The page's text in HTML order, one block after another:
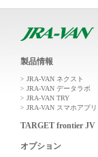
製品情報
JRA-VAN ネクスト
JRA-VAN データラボ
JRA-VAN TRY
JRA-VAN スマホアプリ
TARGET frontier JV
オプション